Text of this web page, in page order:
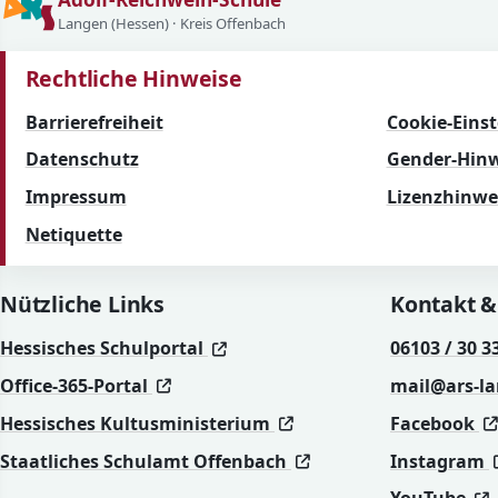
Langen (Hessen) · Kreis Offenbach
Rechtliche Hinweise
Barrierefreiheit
Cookie-
Datenschutz
Gender-
Impressum
Netiquette
Nützliche Links
Hessisches Schulportal (öffnet in neuem Fenster)
(öffnet in neuem Fenster)
Office-365-Portal
(öffnet in neuem Fenster)
(öffnet in neuem Fenster)
Hessisches Kultusministerium
(öffnet in neuem
(öffnet in neuem
Staatliches Schulamt Offenbach
(öffnet in neuem
(öffnet in neuem
Kontakt
06103 / 30
mail@ars-
Facebook
Instagram